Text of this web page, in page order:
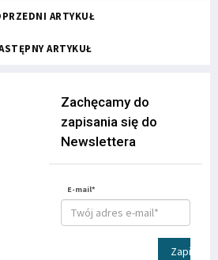
ARTYKUŁ
ARTYKUŁ
Zachęcamy do
zapisania się do
Newslettera
E-mail*
Zapisz